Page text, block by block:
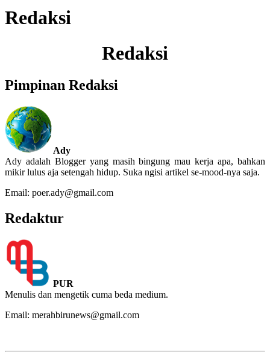
Redaksi
Redaksi
Pimpinan Redaksi
Ady
Ady adalah Blogger yang masih bingung mau kerja apa, bahkan
mikir lulus aja setengah hidup. Suka ngisi artikel se-mood-nya saja.
Email: poer.ady@gmail.com
Redaktur
PUR
Menulis dan mengetik cuma beda medium.
Email: merahbirunews@gmail.com